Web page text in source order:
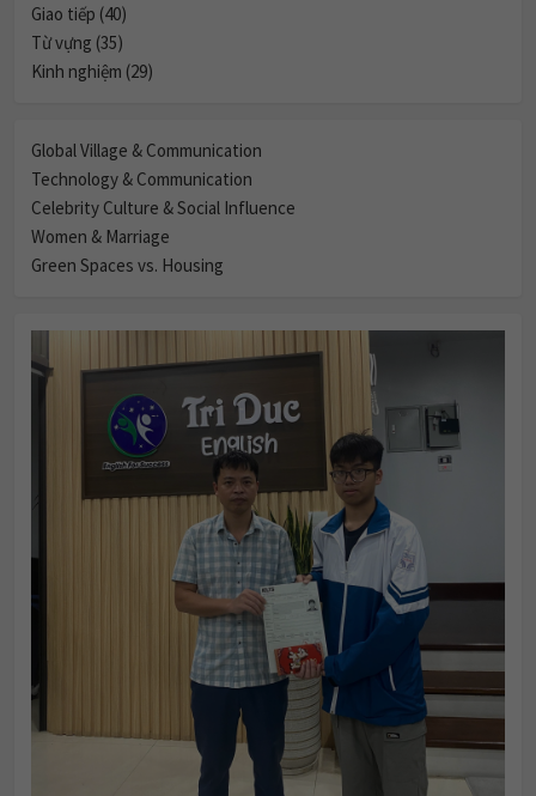
Giao tiếp (40)
Từ vựng (35)
Kinh nghiệm (29)
Global Village & Communication
Technology & Communication
Celebrity Culture & Social Influence
Women & Marriage
Green Spaces vs. Housing